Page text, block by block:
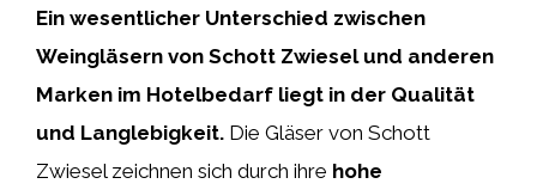
Ein wesentlicher Unterschied zwischen
Weingläsern von Schott Zwiesel und anderen
Marken im Hotelbedarf liegt in der Qualität
und Langlebigkeit. Die Gläser von Schott
Zwiesel zeichnen sich durch ihre hohe